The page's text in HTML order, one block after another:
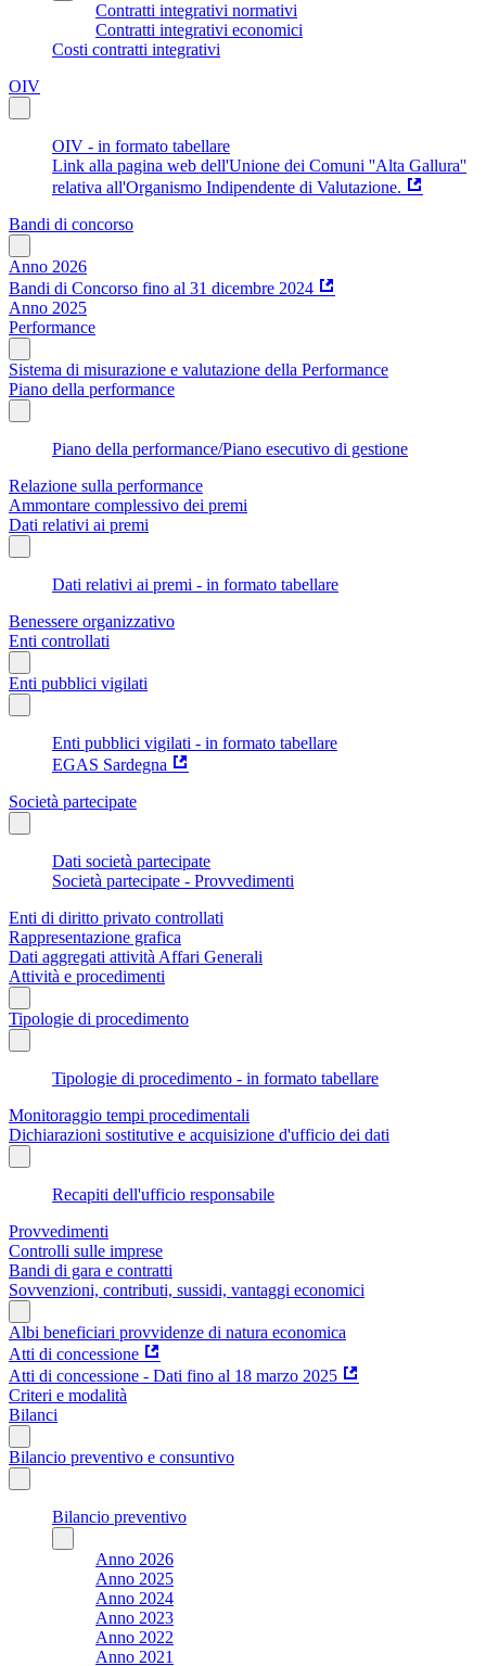
Contratti integrativi normativi
Contratti integrativi economici
Costi contratti integrativi
OIV
OIV - in formato tabellare
Link alla pagina web dell'Unione dei Comuni ''Alta Gallura''
relativa all'Organismo Indipendente di Valutazione.
Bandi di concorso
Anno 2026
Bandi di Concorso fino al 31 dicembre 2024
Anno 2025
Performance
Sistema di misurazione e valutazione della Performance
Piano della performance
Piano della performance/Piano esecutivo di gestione
Relazione sulla performance
Ammontare complessivo dei premi
Dati relativi ai premi
Dati relativi ai premi - in formato tabellare
Benessere organizzativo
Enti controllati
Enti pubblici vigilati
Enti pubblici vigilati - in formato tabellare
EGAS Sardegna
Società partecipate
Dati società partecipate
Società partecipate - Provvedimenti
Enti di diritto privato controllati
Rappresentazione grafica
Dati aggregati attività Affari Generali
Attività e procedimenti
Tipologie di procedimento
Tipologie di procedimento - in formato tabellare
Monitoraggio tempi procedimentali
Dichiarazioni sostitutive e acquisizione d'ufficio dei dati
Recapiti dell'ufficio responsabile
Provvedimenti
Controlli sulle imprese
Bandi di gara e contratti
Sovvenzioni, contributi, sussidi, vantaggi economici
Albi beneficiari provvidenze di natura economica
Atti di concessione
Atti di concessione - Dati fino al 18 marzo 2025
Criteri e modalità
Bilanci
Bilancio preventivo e consuntivo
Bilancio preventivo
Anno 2026
Anno 2025
Anno 2024
Anno 2023
Anno 2022
Anno 2021